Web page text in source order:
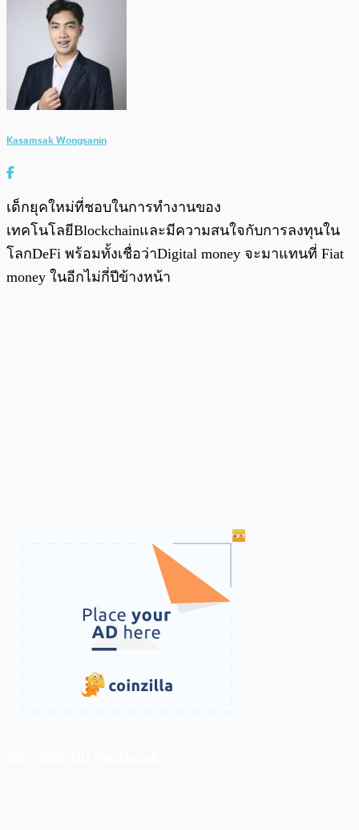
Kasamsak Wongsanin
เด็กยุคใหม่ที่ชอบในการทำงานของ
เทคโนโลยีBlockchainและมีความสนใจกับการลงทุนใน
โลกDeFi พร้อมทั้งเชื่อว่าDigital money จะมาแทนที่ Fiat
money ในอีกไม่กี่ปีข้างหน้า